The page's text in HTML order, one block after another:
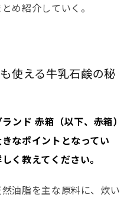
め紹介していく。
使える牛乳石鹸の秘
ンド 赤箱（以下、赤箱）
なポイントとなってい
く教えてください。
油脂を主な原料に、炊い